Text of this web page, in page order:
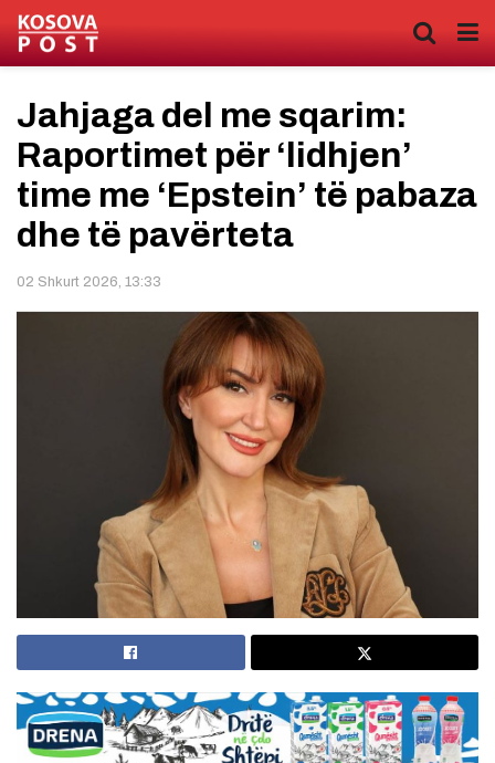
Jahjaga del me sqarim:
Raportimet për ‘lidhjen’
time me ‘Epstein’ të pabaza
dhe të pavërteta
02 Shkurt 2026, 13:33